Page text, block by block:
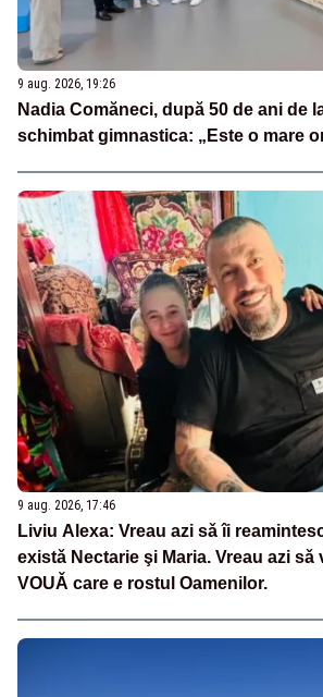
9 aug. 2026, 19:26
Nadia Comăneci, după 50 de ani de
schimbat gimnastica: „Este o mare
9 aug. 2026, 17:46
Liviu Alexa: Vreau azi sǎ îi
existǎ Nectarie şi Maria. Vreau azi sǎ
VOUǍ care e rostul Oamenilor.